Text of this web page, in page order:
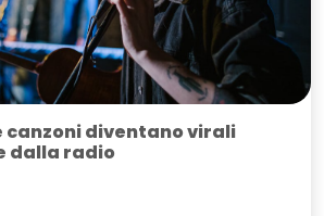
canzoni diventano virali
dalla radio